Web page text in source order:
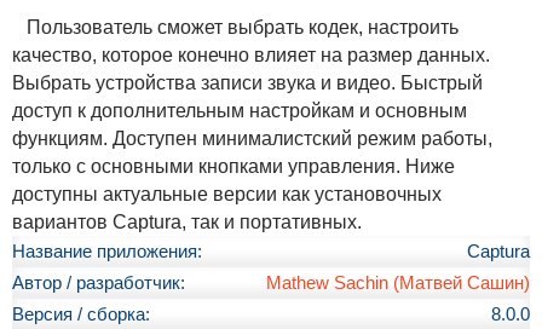
Пользователь сможет выбрать кодек, настроить
качество, которое конечно влияет на размер данных.
Выбрать устройства записи звука и видео. Быстрый
доступ к дополнительным настройкам и основным
функциям. Доступен минималистский режим работы,
только с основными кнопками управления. Ниже
доступны актуальные версии как установочных
вариантов Captura, так и портативных.
Название приложения:
Captura
Автор / разработчик:
Mathew Sachin (Матвей Сашин)
Версия / сборка:
8.0.0